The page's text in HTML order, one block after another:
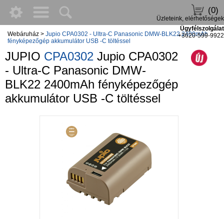
(0)
Üzleteink, elérhetőségek
Ügyfélszolgálat
+3620-599-9922
Webáruház > Jupio CPA0302 - Ultra-C Panasonic DMW-BLK22 2400mAh
fényképezőgép akkumulátor USB -C töltéssel
JUPIO CPA0302 Jupio CPA0302
- Ultra-C Panasonic DMW-
BLK22 2400mAh fényképezőgép
akkumulátor USB -C töltéssel